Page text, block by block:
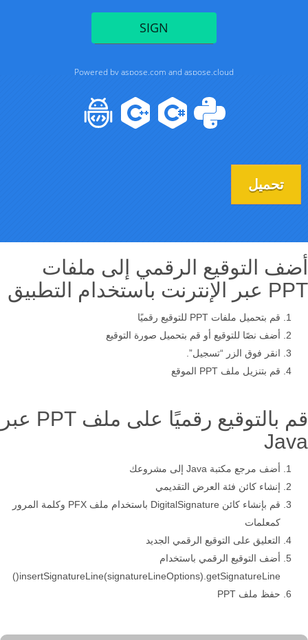
تحميل
أضف التوقيع الرقمي إلى ملفات
PPT عبر الإنترنت باستخدام التطبيق
قم بتحميل ملفات PPT للتوقيع رقميًا
أضف نصًا للتوقيع أو قم بتحميل صورة التوقيع
انقر فوق الزر “تسجيل”.
قم بتنزيل ملف PPT الموقع
قم بالتوقيع رقميًا على ملف PPT عبر
Java
أضف مرجع مكتبة Java إلى مشروعك
إنشاء كائن فئة العرض التقديمي
قم بإنشاء كائن DigitalSignature باستخدام ملف PFX وكلمة المرور
كمعلمات
التعليق على التوقيع الرقمي الجديد
أضف التوقيع الرقمي باستخدام
insertSignatureLine(signatureLineOptions).getSignatureLine()
حفظ ملف PPT